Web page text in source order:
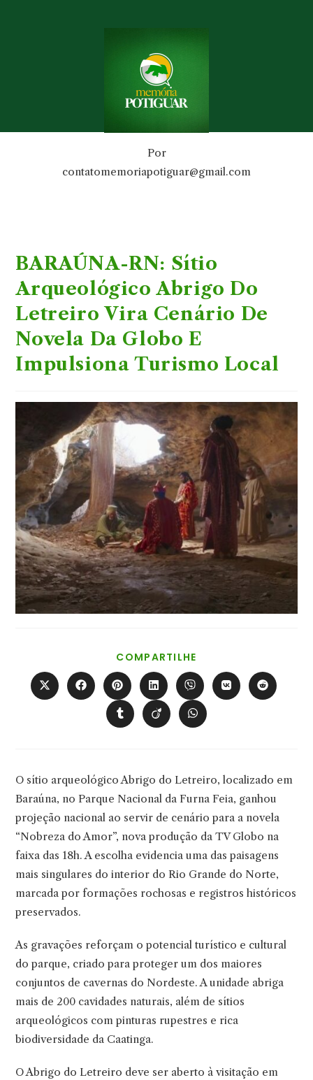
Por
contatomemoriapotiguar@gmail.com
BARAÚNA-RN: Sítio
Arqueológico Abrigo Do
Letreiro Vira Cenário De
Novela Da Globo E
Impulsiona Turismo Local
COMPARTILHE
ESTE
CONTEÚDO
Abre
em
Abre
em
Abre
em
uma
nova
janela
Abre
em
uma
nova
janela
Abre
em
uma
nova
janela
Abre
em
Abre
em
Abre
em
Abre
em
Abre
em
O sítio arqueológico Abrigo do Letreiro, localizado em
Baraúna, no Parque Nacional da Furna Feia, ganhou
projeção nacional ao servir de cenário para a novela
“Nobreza do Amor”, nova produção da TV Globo na
faixa das 18h. A escolha evidencia uma das paisagens
mais singulares do interior do Rio Grande do Norte,
marcada por formações rochosas e registros históricos
preservados.
As gravações reforçam o potencial turístico e cultural
do parque, criado para proteger um dos maiores
conjuntos de cavernas do Nordeste. A unidade abriga
mais de 200 cavidades naturais, além de sítios
arqueológicos com pinturas rupestres e rica
biodiversidade da Caatinga.
O Abrigo do Letreiro deve ser aberto à visitação em